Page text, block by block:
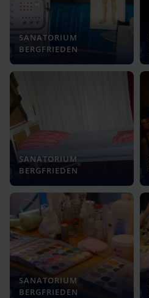
SANATORIUM
BERGFRIEDEN
SANATORIUM
BERGFRIEDEN
SANATORIUM
BERGFRIEDEN